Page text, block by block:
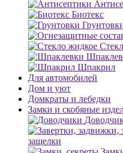
Биотекс
Шпакрил
Для автомобилей
Дом и уют
Домкраты и лебедки
Замки и скобяные
защелки